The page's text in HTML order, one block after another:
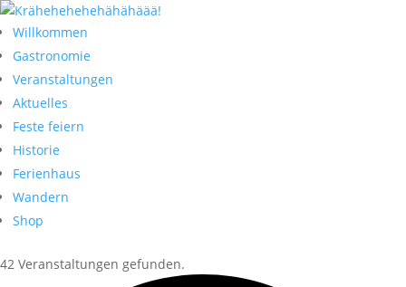
Willkommen
Gastronomie
Veranstaltungen
Aktuelles
Feste feiern
Historie
Ferienhaus
Wandern
Shop
42 Veranstaltungen gefunden.